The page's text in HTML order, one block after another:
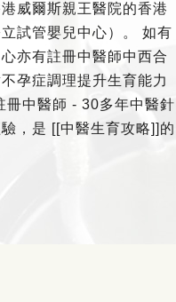
威爾斯親王醫院的香港
試管嬰兒中心）。 如有
亦有註冊中醫師中西合
孕症調理提升生育能力
冊中醫師 - 30多年中醫針
，是 [[中醫生育攻略]]的